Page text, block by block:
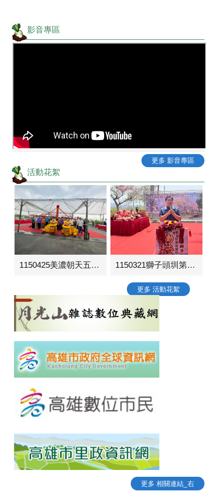
影音專區
更多 影音專區
活動花絮
1150425美濃朝天五穀宮周邊環境營造工程動土典禮 1150321獅子頭圳第二幹線環境綠美化工程動土典禮
更多 活動花絮
更多 相關連結_右